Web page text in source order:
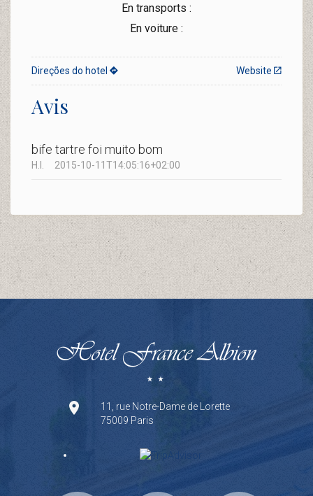
En transports :
En voiture :
Website
Direções do hotel
Avis
bife tartre foi muito bom
H.I. 2015-10-11T14:05:16+02:00
11, rue Notre-Dame de Lorette
75009 Paris